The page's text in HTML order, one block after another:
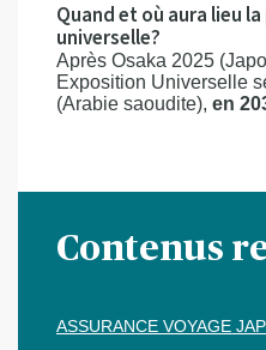
Quand et où aura lieu
universelle?
Après Osaka 2025
Exposition Universelle
(Arabie saoudite), en
Contenus
ASSURANCE VOYAGE